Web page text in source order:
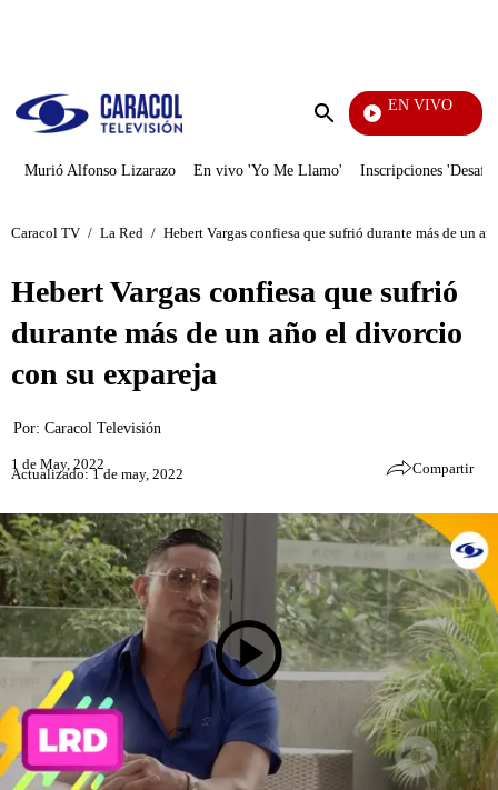
Enviar
EN VIVO
Yo Me Llamo
Murió Alfonso Lizarazo En vivo 'Yo Me Llamo' Inscripciones
Caracol TV / La Red / Hebert Vargas confiesa que sufrió durante más de un
Hebert Vargas confiesa que sufrió
durante más de un año el divorcio
con su expareja
Por: Caracol Televisión
1 de May, 2022
Actualizado: 1 de may, 2022 Compartir